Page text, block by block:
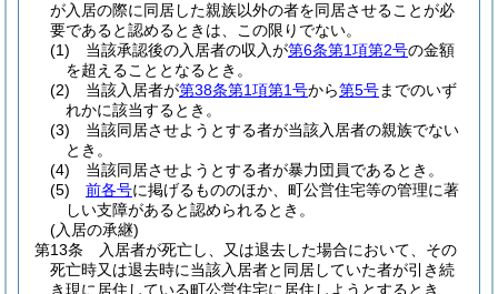
が入居の際に同居した親族以外の者を同居させることが必
要であると認めるときは、この限りでない。
(1)
当該承認後の入居者の収入が第6条第1項第2号の金額
を超えることとなるとき。
(2)
当該入居者が第38条第1項第1号から第5号までのいず
れかに該当するとき。
(3)
当該同居させようとする者が当該入居者の親族でない
とき。
(4)
当該同居させようとする者が暴力団員であるとき。
(5)
前各号に掲げるもののほか、町公営住宅等の管理に著
しい支障があると認められるとき。
(入居の承継)
第13条
入居者が死亡し、又は退去した場合において、その
死亡時又は退去時に当該入居者と同居していた者が引き続
き現に居住している町公営住宅に居住しようとするとき